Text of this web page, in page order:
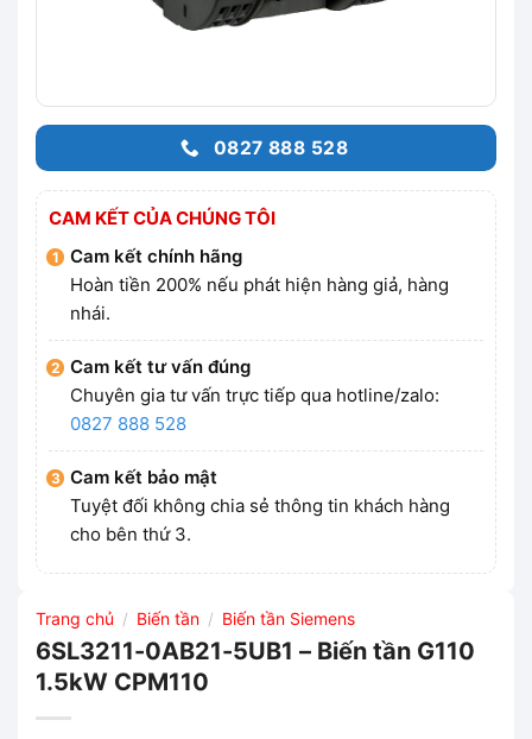
0827 888 528
CAM KẾT CỦA CHÚNG TÔI
Cam kết chính hãng
Hoàn tiền 200% nếu phát hiện hàng giả, hàng
nhái.
Cam kết tư vấn đúng
Chuyên gia tư vấn trực tiếp qua hotline/zalo:
0827 888 528
Cam kết bảo mật
Tuyệt đối không chia sẻ thông tin khách hàng
cho bên thứ 3.
Trang chủ / Biến tần / Biến tần Siemens
6SL3211-0AB21-5UB1 – Biến tần G110
1.5kW CPM110